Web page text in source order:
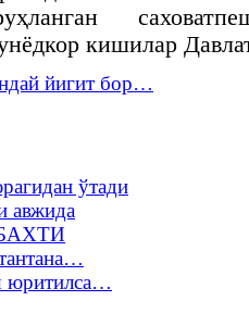
кишилар
йигит бор…
ўтади
авжида
юритилса…